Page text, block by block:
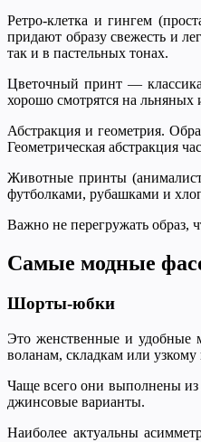
Ретро-клетка и гингем
придают образу свежесть и
так и в пастельных тонах.
Цветочный принт —
хорошо смотрятся на льняных
Абстракция и геометрия.
Геометрическая абстракция
Животные принты
футболками, рубашками и
Важно не перегружать образ,
Самые модные
Шорты-юбки
Это женственные и удобные
воланам, складкам или
Чаще всего они выполнены из
джинсовые варианты.
Наиболее актуальны